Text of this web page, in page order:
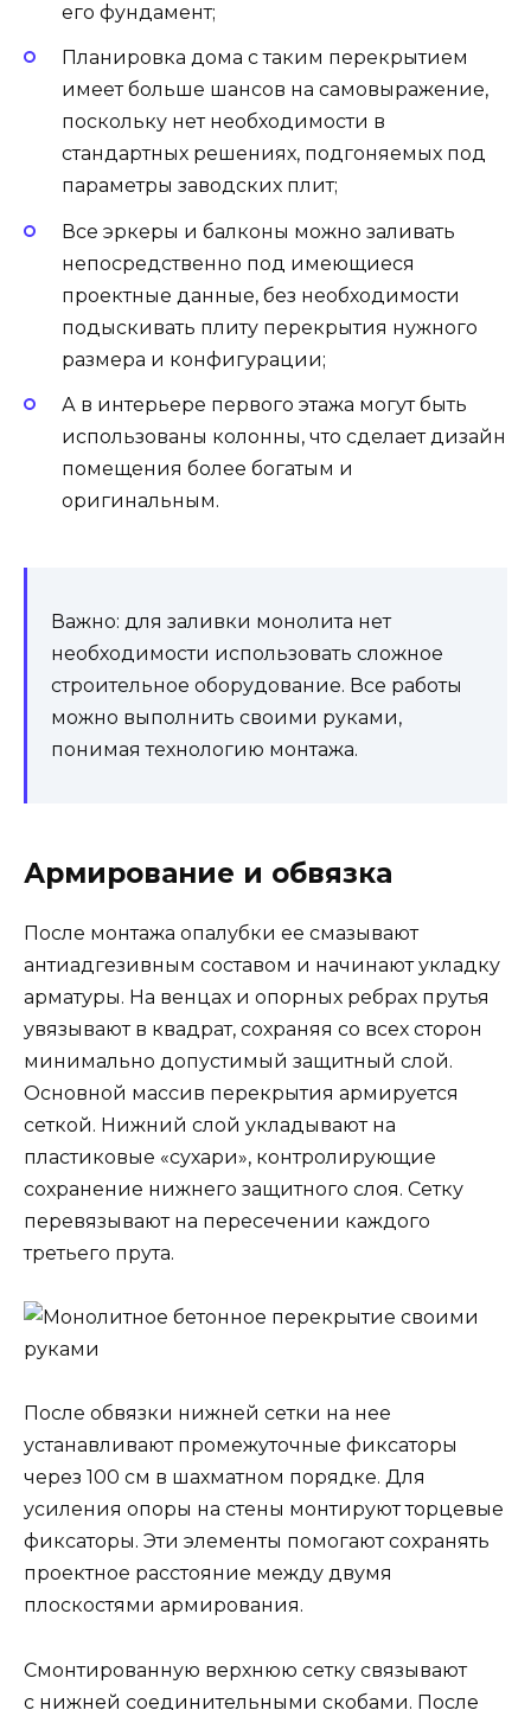
его фундамент;
Планировка дома с таким перекрытием
имеет больше шансов на самовыражение,
поскольку нет необходимости в
стандартных решениях, подгоняемых под
параметры заводских плит;
Все эркеры и балконы можно заливать
непосредственно под имеющиеся
проектные данные, без необходимости
подыскивать плиту перекрытия нужного
размера и конфигурации;
А в интерьере первого этажа могут быть
использованы колонны, что сделает дизайн
помещения более богатым и
оригинальным.
Важно: для заливки монолита нет
необходимости использовать сложное
строительное оборудование. Все работы
можно выполнить своими руками,
понимая технологию монтажа.
Армирование и обвязка
После монтажа опалубки ее смазывают
антиадгезивным составом и начинают укладку
арматуры. На венцах и опорных ребрах прутья
увязывают в квадрат, сохраняя со всех сторон
минимально допустимый защитный слой.
Основной массив перекрытия армируется
сеткой. Нижний слой укладывают на
пластиковые «сухари», контролирующие
сохранение нижнего защитного слоя. Сетку
перевязывают на пересечении каждого
третьего прута.
После обвязки нижней сетки на нее
устанавливают промежуточные фиксаторы
через 100 см в шахматном порядке. Для
усиления опоры на стены монтируют торцевые
фиксаторы. Эти элементы помогают сохранять
проектное расстояние между двумя
плоскостями армирования.
Смонтированную верхнюю сетку связывают
с нижней соединительными скобами. После